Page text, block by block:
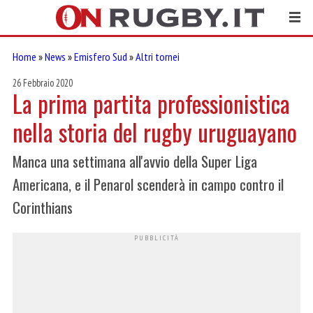
Home »News »Emisfero Sud »Altri tornei
26 Febbraio 2020
La prima partita professionistica
nella storia del rugby uruguayano
Manca una settimana all'avvio della Super Liga
Americana, e il Penarol scenderà in campo contro il
Corinthians